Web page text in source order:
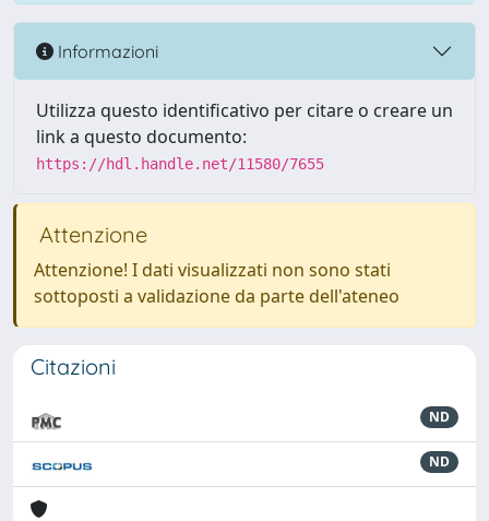
Informazioni
Utilizza questo identificativo per citare o creare un
link a questo documento:
https://hdl.handle.net/11580/7655
Attenzione
Attenzione! I dati visualizzati non sono stati
sottoposti a validazione da parte dell'ateneo
Citazioni
ND
ND